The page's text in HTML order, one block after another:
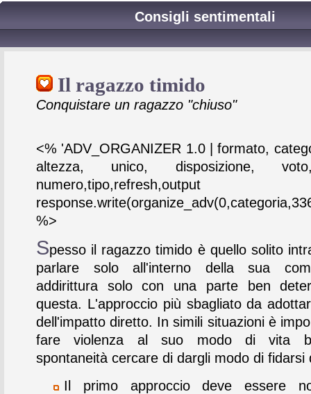
Consigli sentimentali
Il ragazzo timido
Conquistare un ragazzo "chiuso"
<% 'ADV_ORGANIZER 1.0 | formato,
altezza, unico, disposizione,
numero,tipo,refresh,output
%>
Spesso il ragazzo timido è quello solito
parlare solo all'interno della sua
addirittura solo con una parte ben
questa. L'approccio più sbagliato da
dell'impatto diretto. In simili situazioni è
fare violenza al suo modo di vita
spontaneità cercare di dargli modo di fidarsi
Il primo approccio deve essere